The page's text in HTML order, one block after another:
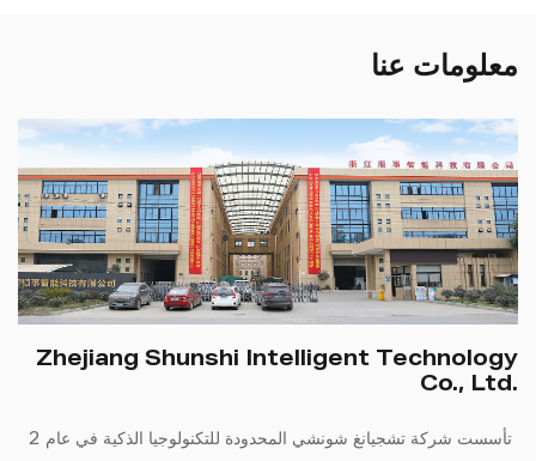
معلومات عنا
Zhejiang Shunshi Intelligent Technology
Co., Ltd.
تأسست شركة تشجيانغ شونشي المحدودة للتكنولوجيا الذكية في عام 2